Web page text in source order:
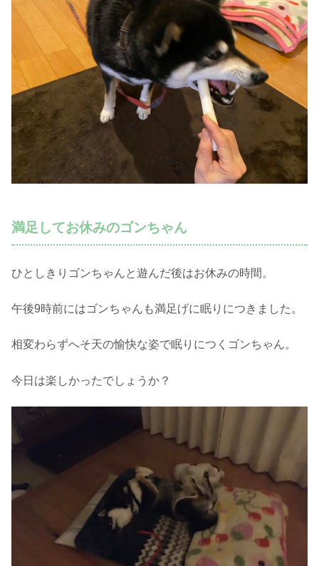
満足してお休みのゴンちゃん
ひとしきりゴンちゃんと遊んだ後はお休みの時間。
午後9時前にはゴンちゃんも満足げに眠りにつきました。
相変わらずへそ天の愉快な姿で眠りにつくゴンちゃん。
今日は楽しかったでしょうか？